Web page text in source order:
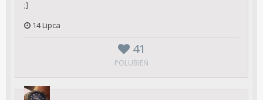
41
POLUBIEŃ
;]
14 Lipca